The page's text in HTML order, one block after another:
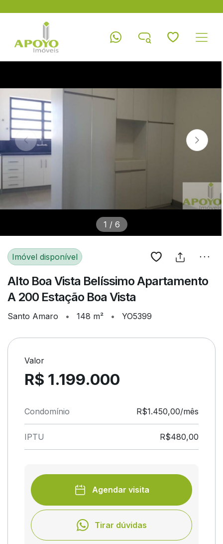
1 / 6
Imóvel disponível
Alto Boa Vista Belíssimo Apartamento
A 200 Estação Boa Vista
Santo Amaro • 148 m² • YO5399
Valor
R$ 1.199.000
Condomínio R$1.450,00/mês
IPTU R$480,00
Agendar visita
Tirar dúvidas